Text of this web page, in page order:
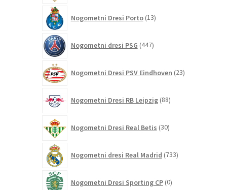
Nogometni Dresi Porto 13izdelkov
Nogometni dresi PSG 447izdelkov
Nogometni Dresi PSV Eindhoven 23izdelkov
Nogometni Dresi RB Leipzig 88izdelkov
Nogometni Dresi Real Betis 30izdelkov
Nogometni dresi Real Madrid 733izdelkov
Nogometni Dresi Sporting CP 0izdelkov